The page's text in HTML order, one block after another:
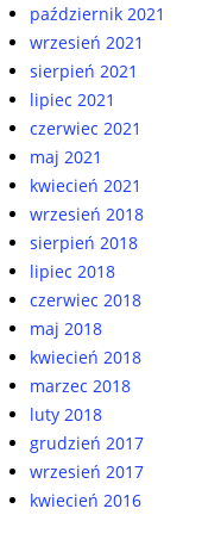
październik 2021
wrzesień 2021
sierpień 2021
lipiec 2021
czerwiec 2021
maj 2021
kwiecień 2021
wrzesień 2018
sierpień 2018
lipiec 2018
czerwiec 2018
maj 2018
kwiecień 2018
marzec 2018
luty 2018
grudzień 2017
wrzesień 2017
kwiecień 2016